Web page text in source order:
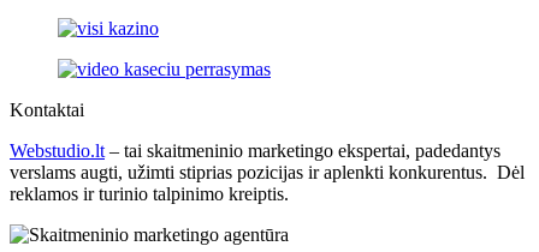
Kontaktai
Webstudio.lt – tai skaitmeninio marketingo ekspertai, padedantys
verslams augti, užimti stiprias pozicijas ir aplenkti konkurentus. Dėl
reklamos ir turinio talpinimo kreiptis.